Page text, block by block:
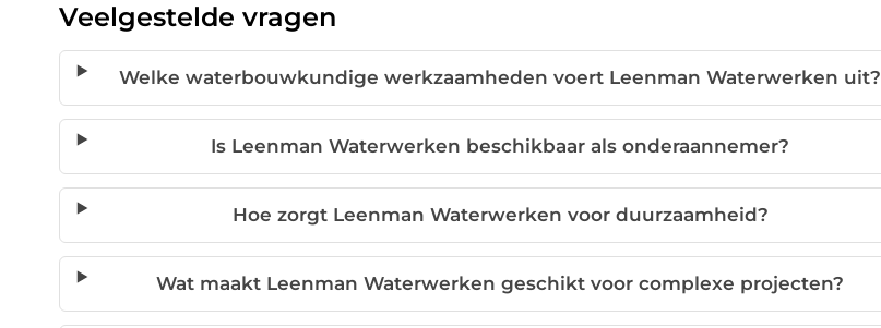
Veelgestelde vragen
Welke waterbouwkundige werkzaamheden voert Leenman Waterwerken uit?
Is Leenman Waterwerken beschikbaar als onderaannemer?
Hoe zorgt Leenman Waterwerken voor duurzaamheid?
Wat maakt Leenman Waterwerken geschikt voor complexe projecten?